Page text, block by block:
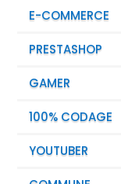
E-COMMERCE
PRESTASHOP
GAMER
100% CODAGE
YOUTUBER